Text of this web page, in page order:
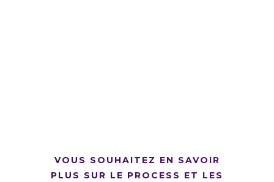
VOUS SOUHAITEZ EN SAVOIR
PLUS SUR LE PROCESS ET LES